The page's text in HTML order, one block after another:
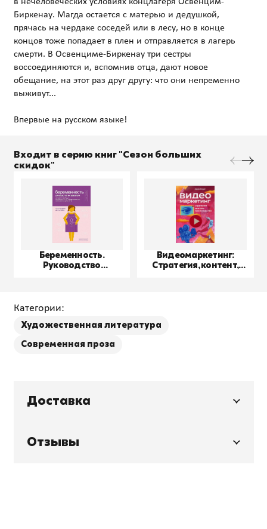
Биркенау. Магда остается с матерью и дедушкой,
прячась на чердаке соседей или в лесу, но в конце
концов тоже попадает в плен и отправляется в лагерь
смерти. В Освенциме-Биркенау три сестры
воссоединяются и, вспомнив отца, дают новое
обещание, на этот раз друг другу: что они непременно
выживут...
Входит в серию книг "Сезон больших
скидок"
Беременность.
Руководство
Видеомаркетинг:
Стратегия, контент,
Категории:
Художественная литература
Современная проза
Доставка
Отзывы